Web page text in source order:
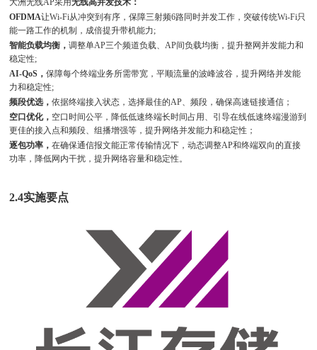
大洲无线AP采用无线高并发技术：
OFDMA让Wi-Fi从冲突到有序，保障三射频6路同时并发工作，突破传统Wi-Fi只
能一路工作的机制，成倍提升带机能力;
智能负载均衡，调整单AP三个频道负载、AP间负载均衡，提升整网并发能力和
稳定性;
AI-QoS，保障每个终端业务所需带宽，平顺流量的波峰波谷，提升网络并发能
力和稳定性;
频段优选，依据终端接入状态，选择最佳的AP、频段，确保高速链接通信；
空口优化， 空口时间公平，降低低速终端长时间占用、引导在线低速终端漫游到
更佳的接入点和频段、组播增强等，提升网络并发能力和稳定性；
逐包功率，在确保通信报文能正常传输情况下，动态调整AP和终端双向的直接
功率，降低网内干扰，提升网络容量和稳定性。
2.4实施要点